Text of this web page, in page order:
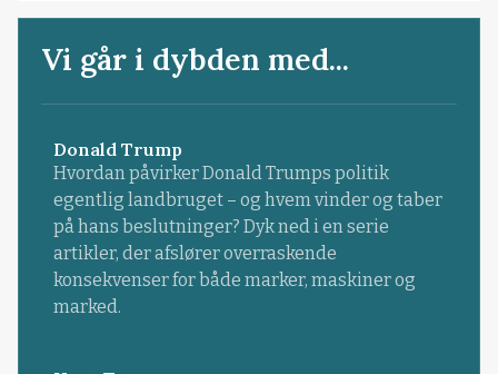
Vi går i dybden med...
Donald Trump
Hvordan påvirker Donald Trumps politik
egentlig landbruget – og hvem vinder og taber
på hans beslutninger? Dyk ned i en serie
artikler, der afslører overraskende
konsekvenser for både marker, maskiner og
marked.